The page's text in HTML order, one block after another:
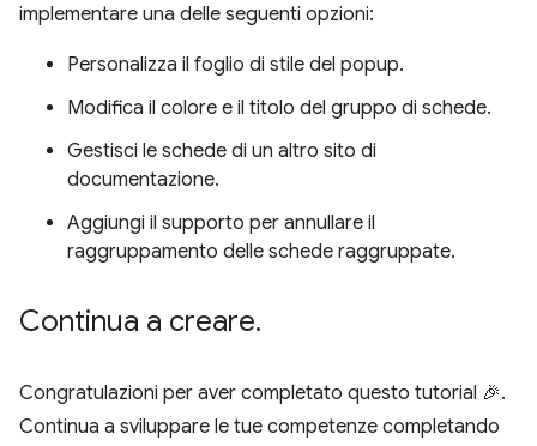
implementare una delle seguenti opzioni:
Personalizza il foglio di stile del popup.
Modifica il colore e il titolo del gruppo di schede.
Gestisci le schede di un altro sito di
documentazione.
Aggiungi il supporto per annullare il
raggruppamento delle schede raggruppate.
Continua a creare.
Congratulazioni per aver completato questo tutorial 🎉.
Continua a sviluppare le tue competenze completando